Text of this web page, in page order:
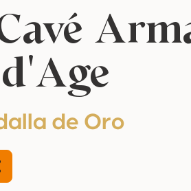
de Oro